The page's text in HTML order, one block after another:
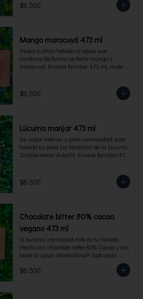
$8.500
Mango maracuyá 473 ml
Fresco y cítrico helado al agua que
combina de forma perfecta mango y
maracuyá. Envase familiar 473 ml, rinde 4
$8.500
Lúcuma manjar 473 ml
De sabor intenso y gran cremosidad, este
helado es para los fanáticos de la lúcuma.
Simplemente dulce!!!!. Envase familiar 473
$8.500
Chocolate bitter 80% cacao
vegano 473 ml
Si buscas intensidad este es tu helado.
Hecho con chocolate bitter 80% Cacao y con
base al agua. Maravilloso!!! Apto para
veganos. Envase familiar 473 ml, rinde 4
porciones
$8.500